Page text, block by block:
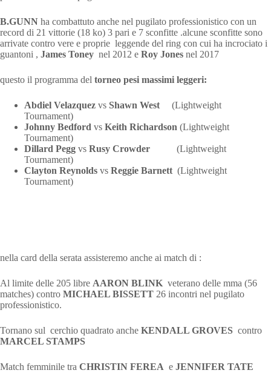
B.GUNN ha combattuto anche nel pugilato professionistico con un
record di 21 vittorie (18 ko) 3 pari e 7 sconfitte .alcune sconfitte sono
arrivate contro vere e proprie leggende del ring con cui ha incrociato i
guantoni , James Toney nel 2012 e Roy Jones nel 2017
questo il programma del torneo pesi massimi leggeri:
Abdiel Velazquez vs Shawn West (Lightweight
Tournament)
Johnny Bedford vs Keith Richardson (Lightweight
Tournament)
Dillard Pegg vs Rusy Crowder (Lightweight
Tournament)
Clayton Reynolds vs Reggie Barnett (Lightweight
Tournament)
nella card della serata assisteremo anche ai match di :
Al limite delle 205 libre AARON BLINK veterano delle mma (56
matches) contro MICHAEL BISSETT 26 incontri nel pugilato
professionistico.
Tornano sul cerchio quadrato anche KENDALL GROVES contro
MARCEL STAMPS
Match femminile tra CHRISTIN FEREA e JENNIFER TATE